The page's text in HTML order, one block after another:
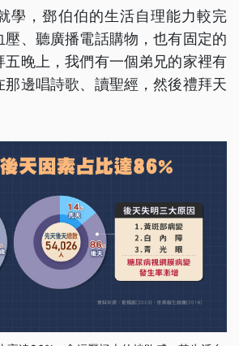
學，鄧伯伯的生活自理能力較完
壓、聽廣播電話購物，也有固定的
五晚上，我們有一個弟兄的家裡有
那邊唱詩歌、讀聖經，然後禮拜天